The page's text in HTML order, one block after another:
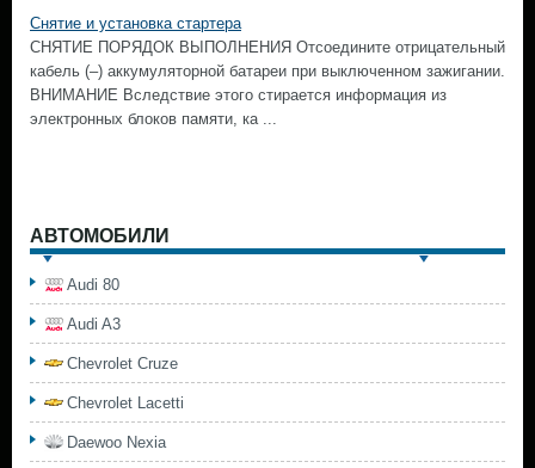
Снятие и установка стартера
СНЯТИЕ ПОРЯДОК ВЫПОЛНЕНИЯ Отсоедините отрицательный
кабель (–) аккумуляторной батареи при выключенном зажигании.
ВНИМАНИЕ Вследствие этого стирается информация из
электронных блоков памяти, ка ...
АВТОМОБИЛИ
Audi 80
Audi A3
Chevrolet Cruze
Chevrolet Lacetti
Daewoo Nexia